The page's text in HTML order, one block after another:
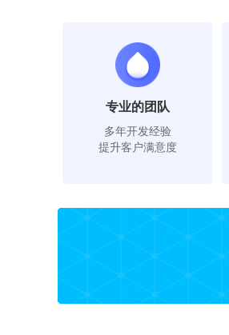
专业的团队
多年开发经验
提升客户满意度